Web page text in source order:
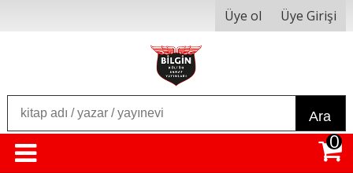
Üye ol Üye Girişi
Ara
0